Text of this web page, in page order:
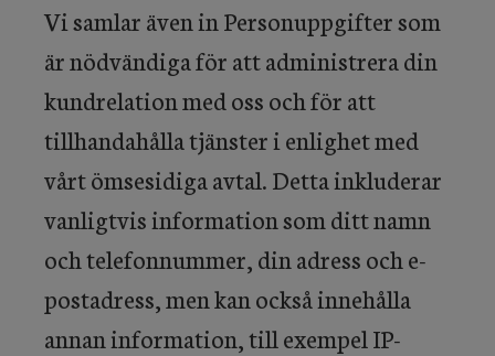
Vi samlar även in Personuppgifter som
är nödvändiga för att administrera din
kundrelation med oss och för att
tillhandahålla tjänster i enlighet med
vårt ömsesidiga avtal. Detta inkluderar
vanligtvis information som ditt namn
och telefonnummer, din adress och e-
postadress, men kan också innehålla
annan information, till exempel IP-